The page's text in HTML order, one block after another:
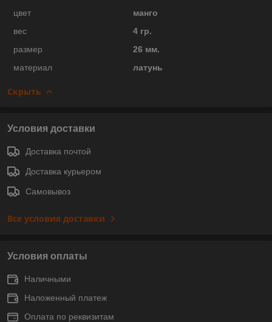
цвет
манго
вес
4 гр.
размер
26 мм.
материал
латунь
Скрыть
Условия доставки
Доставка почтой
Доставка курьером
Самовывоз
Все условия доставки
Условия оплаты
Наличными
Наложенный платеж
Оплата по реквизитам